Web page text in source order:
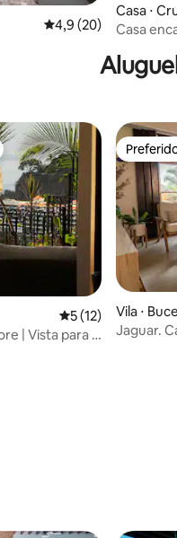
4,9 de uma
4,9 (20)
Casa ⋅
Casa
5 de uma
5 (12)
| Vista para o
Vila ⋅
Jaguar.